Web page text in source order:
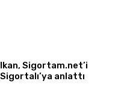
Sigortam.net’i
anlattı